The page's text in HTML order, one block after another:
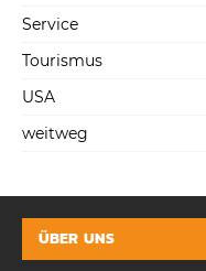
Service
Tourismus
USA
weitweg
ÜBER UNS